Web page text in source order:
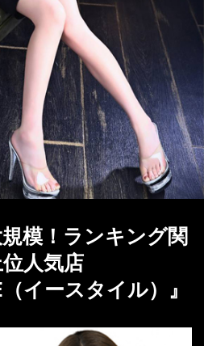
模！ランキング関
人気店
イースタイル）』